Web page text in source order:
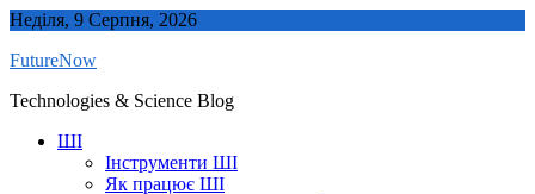
Skip
content
Неділя, 9 Серпня, 2026
FutureNow
Technologies & Science Blog
ШІ
Інструменти ШІ
Як працює ШІ